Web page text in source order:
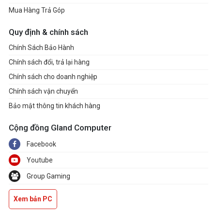
Mua Hàng Trả Góp
Quy định & chính sách
Chính Sách Bảo Hành
Chính sách đổi, trả lại hàng
Chính sách cho doanh nghiệp
Chính sách vận chuyển
Bảo mật thông tin khách hàng
Cộng đồng Gland Computer
Facebook
Youtube
Group Gaming
Xem bản PC